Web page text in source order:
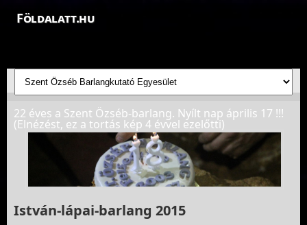
Földalatt.hu
Felfedezések a föld alatt - feltáró barlangkutatások
22 éves a Szent Özséb-barlang. Nyílt nap április 17 !!!
(Elnézést, ez a tortás kép 4 évvel ezelőtti)
István-lápai-barlang 2015